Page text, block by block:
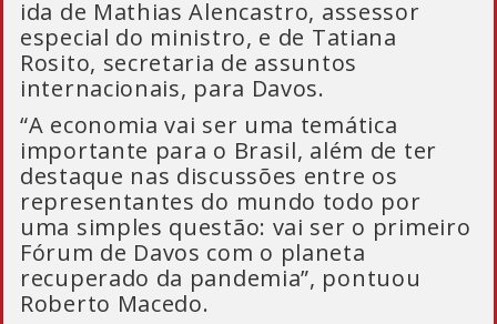
ida de Mathias Alencastro, assessor
especial do ministro, e de Tatiana
Rosito, secretaria de assuntos
internacionais, para Davos.
“A economia vai ser uma temática
importante para o Brasil, além de ter
destaque nas discussões entre os
representantes do mundo todo por
uma simples questão: vai ser o primeiro
Fórum de Davos com o planeta
recuperado da pandemia”, pontuou
Roberto Macedo.